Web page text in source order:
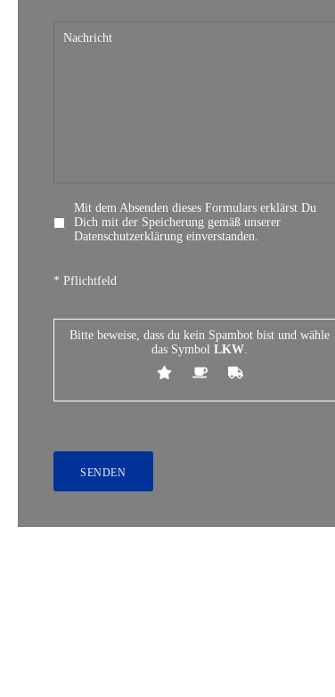
Mit dem Absenden dieses Formulars erklärst Du
Dich mit der Speicherung gemäß unserer
Datenschutzerklärung einverstanden.
* Pflichtfeld
Bitte beweise, dass du kein Spambot bist und wähle
das Symbol LKW.